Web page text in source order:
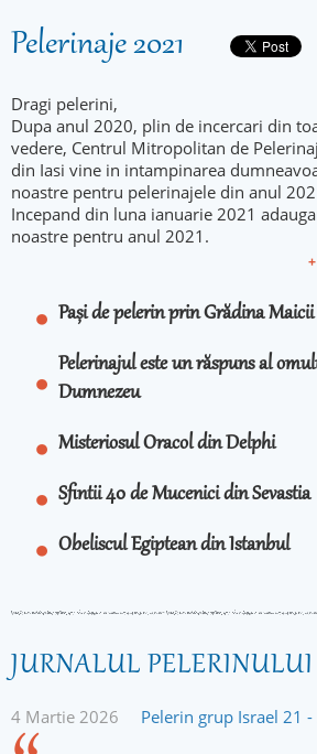
Pelerinaje 2021
Dragi pelerini,
Dupa anul 2020, plin de incercari din
vedere, Centrul Mitropolitan de
din Iasi vine in intampinarea
noastre pentru pelerinajele din anul
Incepand din luna ianuarie 2021
noastre pentru anul 2021.
Pași de pelerin prin Grădina
Pelerinajul este un răspuns al
Dumnezeu
Misteriosul Oracol din Delphi
Sfintii 40 de Mucenici din Sevastia
Obeliscul Egiptean din Istanbul
JURNALUL PELERINULUI
4 Martie 2026 Pelerin grup Israel 21